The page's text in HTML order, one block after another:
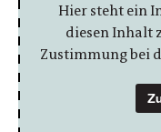
Hier steht ein
diesen Inhalt
Zustimmung bei